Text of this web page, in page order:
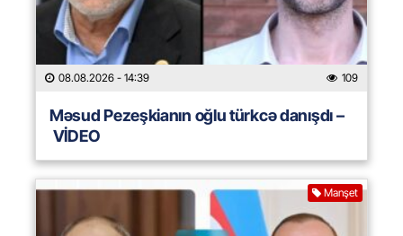
08.08.2026 - 14:39 109
Məsud Pezeşkianın oğlu türkcə danışdı –
VİDEO
Manşet